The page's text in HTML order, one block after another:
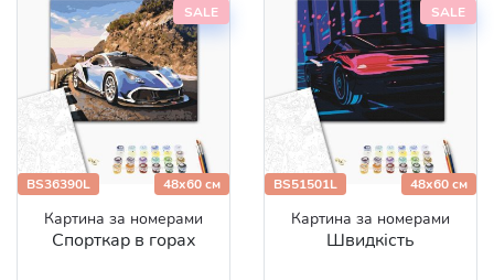
SALE
BS36390L 48x60 см
Картина за номерами
Спорткар в горах
SALE
BS51501L 48x60 см
Картина за номерами
Швидкість